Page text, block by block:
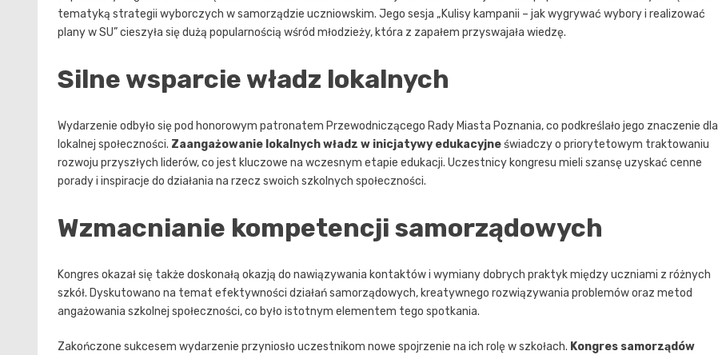
tematyką strategii wyborczych w samorządzie uczniowskim. Jego sesja „Kulisy kampanii – jak wygrywać wybory i realizować
plany w SU” cieszyła się dużą popularnością wśród młodzieży, która z zapałem przyswajała wiedzę.
Silne wsparcie władz lokalnych
Wydarzenie odbyło się pod honorowym patronatem Przewodniczącego Rady Miasta Poznania, co podkreślało jego znaczenie dla
lokalnej społeczności. Zaangażowanie lokalnych władz w inicjatywy edukacyjneświadczy o priorytetowym traktowaniu
rozwoju przyszłych liderów, co jest kluczowe na wczesnym etapie edukacji. Uczestnicy kongresu mieli szansę uzyskać cenne
porady i inspiracje do działania na rzecz swoich szkolnych społeczności.
Wzmacnianie kompetencji samorządowych
Kongres okazał się także doskonałą okazją do nawiązywania kontaktów i wymiany dobrych praktyk między uczniami z różnych
szkół. Dyskutowano na temat efektywności działań samorządowych, kreatywnego rozwiązywania problemów oraz metod
angażowania szkolnej społeczności, co było istotnym elementem tego spotkania.
Zakończone sukcesem wydarzenie przyniosło uczestnikom nowe spojrzenie na ich rolę w szkołach. Kongres samorządów